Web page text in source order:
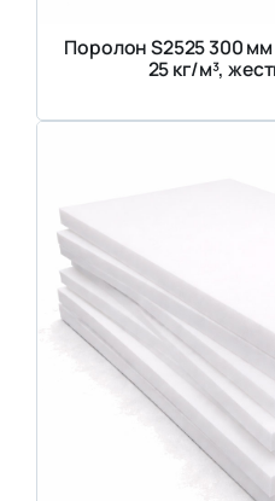
Поролон S2525 300
25 кг/м³,